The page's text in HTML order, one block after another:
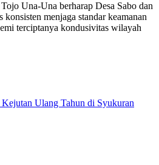
Una-Una berharap Desa Sabo dan
konsisten menjaga standar keamanan
terciptanya kondusivitas wilayah
Ulang Tahun di Syukuran